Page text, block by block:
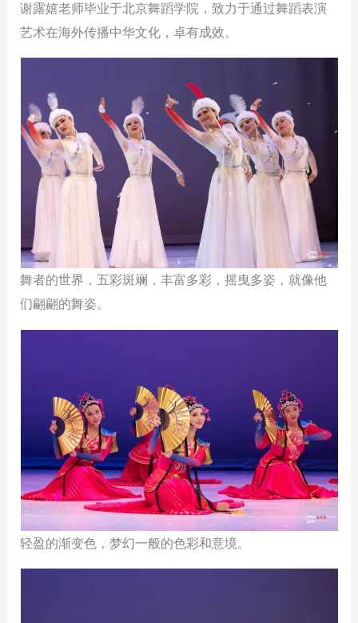
谢露嬉老师毕业于北京舞蹈学院，致力于通过舞蹈表演
艺术在海外传播中华文化，卓有成效。
舞者的世界，五彩斑斓，丰富多彩，摇曳多姿，就像他
们翩翩的舞姿。
轻盈的渐变色，梦幻一般的色彩和意境。